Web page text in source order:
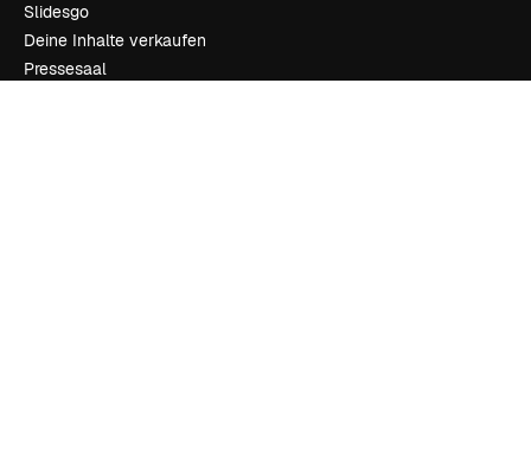
Slidesgo
Deine Inhalte verkaufen
Pressesaal